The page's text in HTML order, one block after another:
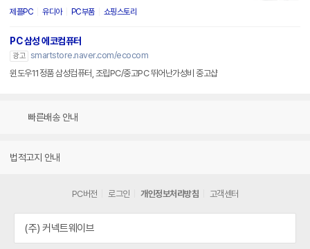
제플PC 유디아 PC부품 쇼핑스토리
PC 삼성 에코컴퓨터
광고 smartstore.naver.com/ecocom
윈도우11정품 삼성컴퓨터, 조립PC/중고PC 뛰어난가성비 중고샵
빠른배송 안내
법적고지 안내
PC버전 로그인 개인정보처리방침 고객센터
(주) 커넥트웨이브